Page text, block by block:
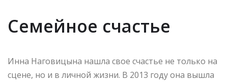
Семейное счастье
Инна Наговицына нашла свое счастье не только на
сцене, но и в личной жизни. В 2013 году она вышла